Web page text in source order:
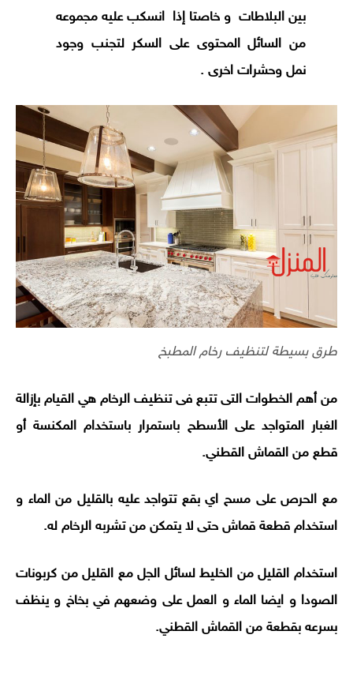
بين البلاطات و خاصتا إذا انسكب عليه مجموعه
من السائل المحتوى على السكر لتجنب وجود
نمل وحشرات اخرى .
طرق بسيطة لتنظيف رخام المطبخ
من أهم الخطوات التى تتبع فى تنظيف الرخام هي القيام بإزالة
الغبار المتواجد على الأسطح باستمرار باستخدام المكنسة أو
قطع من القماش القطني.
مع الحرص على مسح اي بقع تتواجد عليه بالقليل من الماء و
استخدام قطعة قماش حتى لا يتمكن من تشربه الرخام له.
استخدام القليل من الخليط لسائل الجل مع القليل من كربونات
الصودا و ايضا الماء و العمل على وضعهم في بخاخ و ينظف
بسرعه بقطعة من القماش القطني.